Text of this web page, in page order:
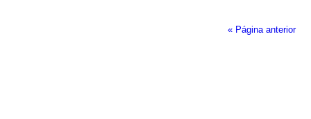
« Página anterior